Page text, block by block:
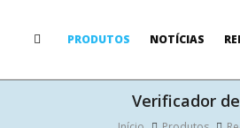
PRODUTOS NOTÍCIAS
Verificador